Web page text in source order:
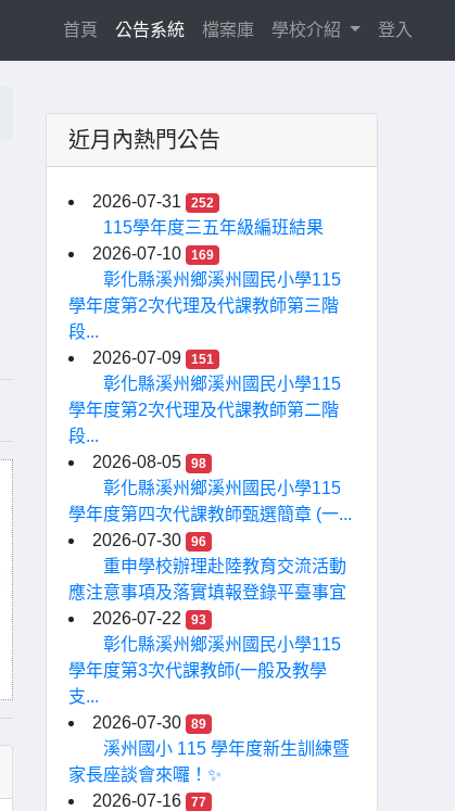
首頁 (current)
公告系統 檔案庫 學校介紹 登入
近月內熱門公告
2026-07-31 252
115學年度三五年級編班結果
2026-07-10
169
彰化縣溪州鄉溪州國民小學115
學年度第2次代理及代課教師第三階
段...
2026-07-09
151
彰化縣溪州鄉溪州國民小學115
學年度第2次代理及代課教師第二階
段...
2026-08-05
98
彰化縣溪州鄉溪州國民小學115
學年度第四次代課教師甄選簡章 (一...
2026-07-30
96
重申學校辦理赴陸教育交流活動
應注意事項及落實填報登錄平臺事宜
2026-07-22
93
彰化縣溪州鄉溪州國民小學115
學年度第3次代課教師(一般及教學
支...
2026-07-30
89
溪州國小 115 學年度新生訓練暨
家長座談會來囉！✨
2026-07-16
77